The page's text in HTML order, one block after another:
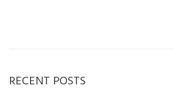
RECENT POSTS